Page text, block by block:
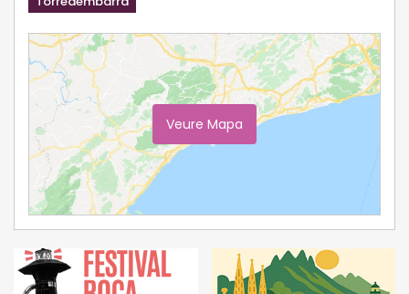
Veure Mapa